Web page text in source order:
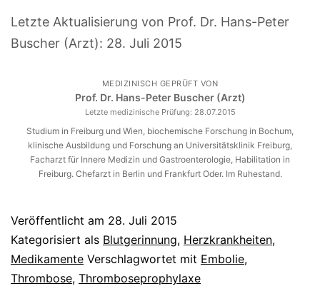
Letzte Aktualisierung von Prof. Dr. Hans-Peter
Buscher (Arzt): 28. Juli 2015
MEDIZINISCH GEPRÜFT VON
Prof. Dr. Hans-Peter Buscher (Arzt)
Letzte medizinische Prüfung: 28.07.2015
Studium in Freiburg und Wien, biochemische Forschung in Bochum,
klinische Ausbildung und Forschung an Universitätsklinik Freiburg,
Facharzt für Innere Medizin und Gastroenterologie, Habilitation in
Freiburg. Chefarzt in Berlin und Frankfurt Oder. Im Ruhestand.
Veröffentlicht am 28. Juli 2015
Kategorisiert als Blutgerinnung, Herzkrankheiten,
Medikamente Verschlagwortet mit Embolie,
Thrombose, Thromboseprophylaxe